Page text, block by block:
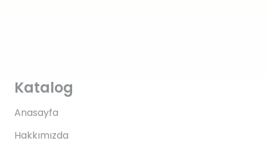
Katalog
Anasayfa
Hakkımızda